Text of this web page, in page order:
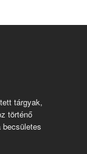
tárgyak,
történő